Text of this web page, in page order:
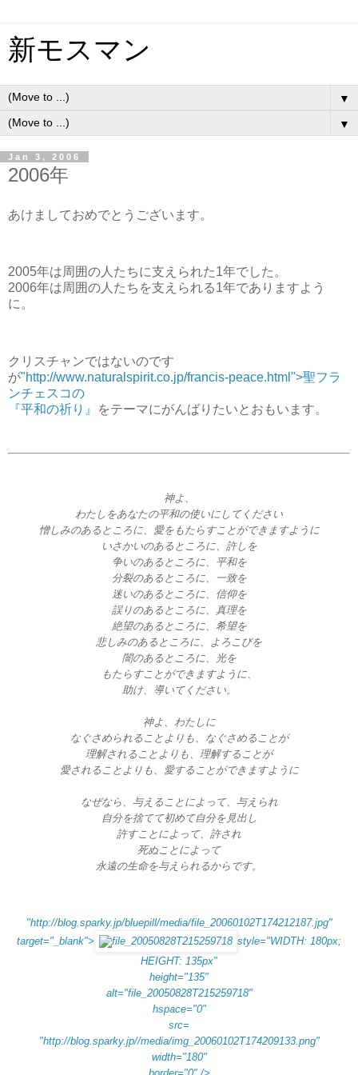
新モスマン
▼
▼
Jan 3, 2006
2006年
あけましておめでとうございます。
2005年は周囲の人たちに支えられた1年でした。
2006年は周囲の人たちを支えられる1年でありますよう
に。
クリスチャンではないのです
が"http://www.naturalspirit.co.jp/francis-peace.html">聖フラ
ンチェスコの
『平和の祈り』
をテーマにがんばりたいとおもいます。
神よ、
わたしをあなたの平和の使いにしてください
憎しみのあるところに、愛をもたらすことができますように
いさかいのあるところに、許しを
争いのあるところに、平和を
分裂のあるところに、一致を
迷いのあるところに、信仰を
誤りのあるところに、真理を
絶望のあるところに、希望を
悲しみのあるところに、よろこびを
闇のあるところに、光を
もたらすことができますように、
助け、導いてください。
神よ、わたしに
なぐさめられることよりも、なぐさめることが
理解されることよりも、理解することが
愛されることよりも、愛することができますように
なぜなら、与えることによって、与えられ
自分を捨てて初めて自分を見出し
許すことによって、許され
死ぬことによって
永遠の生命を与えられるからです。
"http://blog.sparky.jp/bluepill/media/file_20060102T174212187.jpg"
target="_blank">
style="WIDTH: 180px;
HEIGHT: 135px"
height="135"
alt="file_20050828T215259718"
hspace="0"
src=
"http://blog.sparky.jp//media/img_20060102T174209133.png"
width="180"